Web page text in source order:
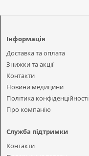
Інформація
Доставка та оплата
Знижки та акції
Контакти
Новини медицини
Політика конфіденційності
Про компанію
Служба підтримки
Контакти